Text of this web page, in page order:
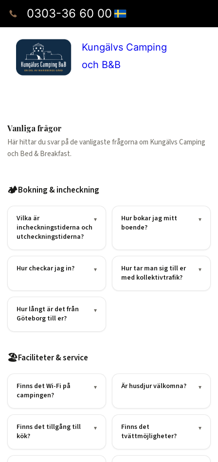
0303-36 60 00
Kungälvs Camping
och B&B
Vanliga frågor
Här hittar du svar på de vanligaste frågorna om Kungälvs Camping
och Bed & Breakfast.
🏕️Bokning & incheckning
Vilka är
incheckningstiderna och
utcheckningstiderna?
▾
Hur bokar jag mitt
boende?
▾
Hur checkar jag in? ▾
Hur tar man sig till er
med kollektivtrafik?
▾
Hur långt är det från
Göteborg till er?
▾
🏖️Faciliteter & service
Finns det Wi-Fi på
campingen?
▾ Är husdjur välkomna? ▾
Finns det tillgång till
kök?
▾
Finns det
tvättmöjligheter?
▾